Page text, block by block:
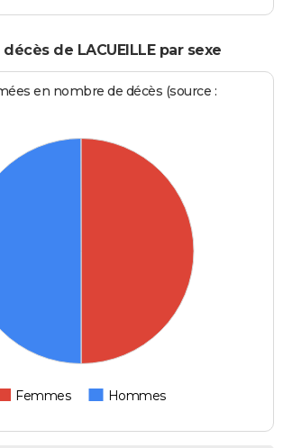
de LACUEILLE par sexe
en nombre de décès (source :
Femmes Hommes